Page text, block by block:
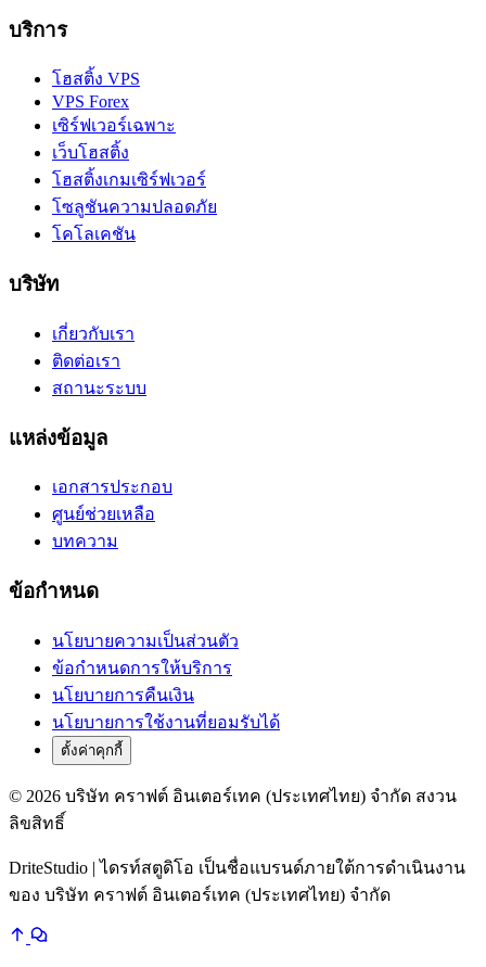
บริการ
โฮสติ้ง VPS
VPS Forex
เซิร์ฟเวอร์เฉพาะ
เว็บโฮสติ้ง
โฮสติ้งเกมเซิร์ฟเวอร์
โซลูชันความปลอดภัย
โคโลเคชัน
บริษัท
เกี่ยวกับเรา
ติดต่อเรา
สถานะระบบ
แหล่งข้อมูล
เอกสารประกอบ
ศูนย์ช่วยเหลือ
บทความ
ข้อกำหนด
นโยบายความเป็นส่วนตัว
ข้อกำหนดการให้บริการ
นโยบายการคืนเงิน
นโยบายการใช้งานที่ยอมรับได้
ตั้งค่าคุกกี้
© 2026 บริษัท คราฟต์ อินเตอร์เทค (ประเทศไทย) จำกัด สงวน
ลิขสิทธิ์
DriteStudio | ไดรท์สตูดิโอ เป็นชื่อแบรนด์ภายใต้การดำเนินงาน
ของ บริษัท คราฟต์ อินเตอร์เทค (ประเทศไทย) จำกัด